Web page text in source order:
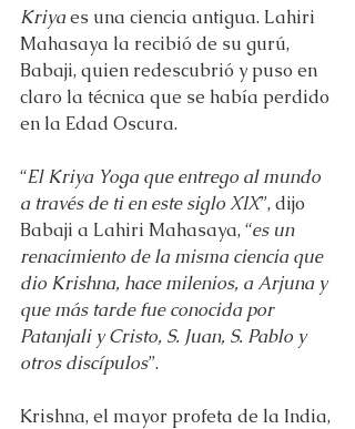
Kriya es una ciencia antigua. Lahiri
Mahasaya la recibió de su gurú,
Babaji, quien redescubrió y puso en
claro la técnica que se había perdido
en la Edad Oscura.
“El Kriya Yoga que entrego al mundo
a través de ti en este siglo XIX”, dijo
Babaji a Lahiri Mahasaya, “es un
renacimiento de la misma ciencia que
dio Krishna, hace milenios, a Arjuna y
que más tarde fue conocida por
Patanjali y Cristo, S. Juan, S. Pablo y
otros discípulos”.
Krishna, el mayor profeta de la India,